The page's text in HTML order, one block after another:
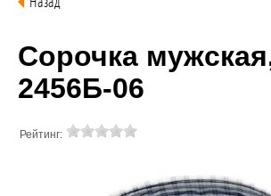
Сорочка
2456Б-06
Рейтинг: